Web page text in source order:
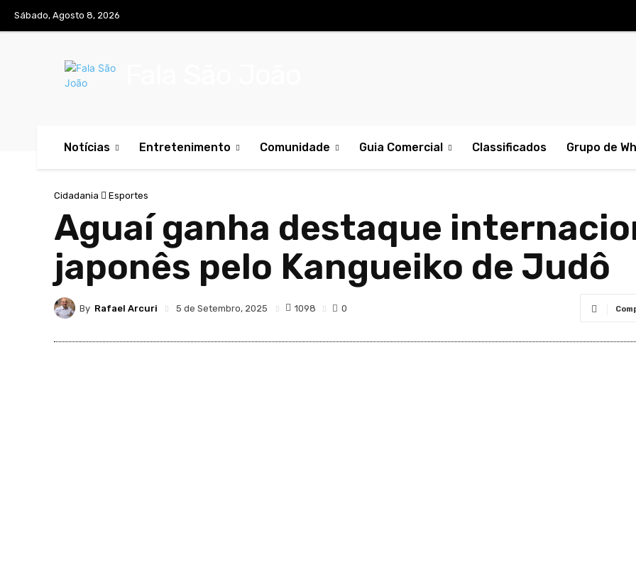
Sábado, Agosto 8, 2026
Notícias Entretenimento Comunidade Guia Comercial Classificados Grupo de
Cidadania Esportes
Aguaí ganha destaque
japonês pelo Kangueiko de Judô
By Rafael Arcuri 5 de Setembro, 2025 1098 0